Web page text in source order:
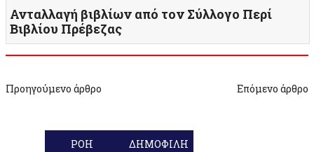
Ανταλλαγή βιβλίων από τον Σύλλογο Περί
Βιβλίου Πρέβεζας
Προηγούμενο άρθρο Επόμενο άρθρο
ΡΟΗ ΔΗΜΟΦΙΛΗ